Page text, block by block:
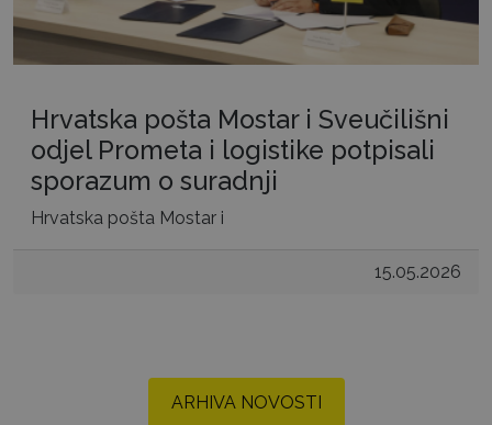
Hrvatska pošta Mostar i Sveučilišni
odjel Prometa i logistike potpisali
sporazum o suradnji
Hrvatska pošta Mostar i
15.05.2026
ARHIVA NOVOSTI